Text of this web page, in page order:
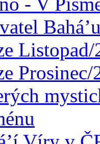
Prosinec/